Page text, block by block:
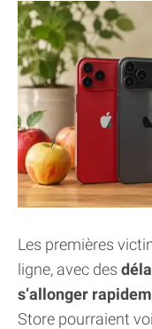
Les premières
ligne, avec des
s’allonger
Store pourraient